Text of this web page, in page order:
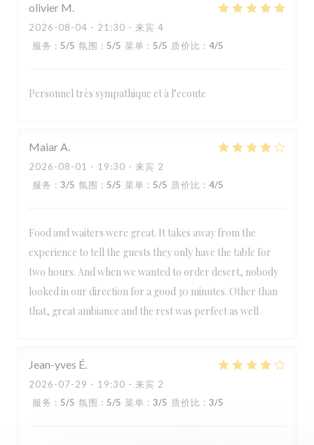
olivier M
2026-08-04 - 21:30 - 来宾 4
服务 : 5/5 氛围 : 5/5 菜单 : 5/5 质价比 : 4/5
Personnel très sympathique et à l’ecoute
MaiarA
2026-08-01 - 19:30 - 来宾 2
服务 : 3/5 氛围 : 5/5 菜单 : 5/5 质价比 : 4/5
Food and waiters were great. It takes away from the
experience to tell the guests they only have the table for
two hours. And when we wanted to order desert, nobody
looked in our direction for a good 30 minutes. Other than
that, great ambiance and the rest was perfect as well
Jean-yves É
2026-07-29 - 19:30 - 来宾 2
服务 : 5/5 氛围 : 5/5 菜单 : 3/5 质价比 : 3/5